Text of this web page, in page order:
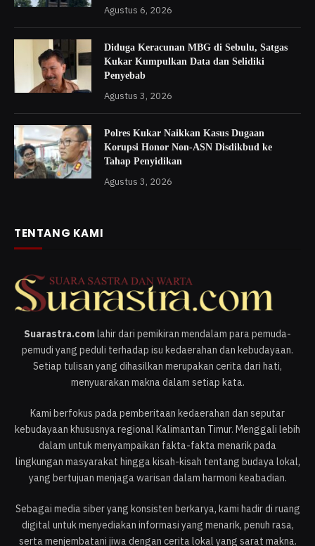
Agustus 6, 2026
Diduga Keracunan MBG di Sebulu, Satgas
Kukar Kumpulkan Data dan Selidiki
Penyebab
Agustus 3, 2026
Polres Kukar Naikkan Kasus Dugaan
Korupsi Honor Non-ASN Disdikbud ke
Tahap Penyidikan
Agustus 3, 2026
TENTANG KAMI
Suarastra.comlahir dari pemikiran mendalam para pemuda-
pemudi yang peduli terhadap isu kedaerahan dan kebudayaan.
Setiap tulisan yang dihasilkan merupakan cerita dari hati,
menyuarakan makna dalam setiap kata.
Kami berfokus pada pemberitaan kedaerahan dan seputar
kebudayaan khususnya regional Kalimantan Timur. Menggali lebih
dalam untuk menyampaikan fakta-fakta menarik pada
lingkungan masyarakat hingga kisah-kisah tentang budaya lokal,
yang bertujuan menjaga warisan dalam harmoni keabadian.
Sebagai media siber yang konsisten berkarya, kami hadir di ruang
digital untuk menyediakan informasi yang menarik, penuh rasa,
serta menjembatani jiwa dengan cerita lokal yang sarat makna.